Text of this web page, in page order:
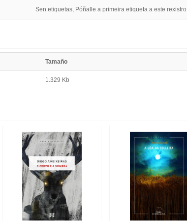
Sen etiquetas, Póñalle a primeira etiqueta a este
Tamaño
1.329 Kb